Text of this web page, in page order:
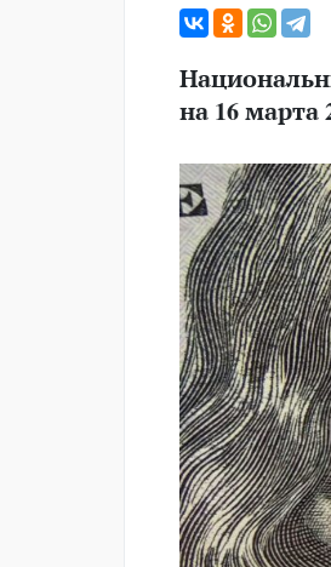
на 16 марта